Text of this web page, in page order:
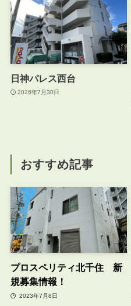
日神パレス西台
2026年7月30日
おすすめ記事
プロスペリティ北千住 新
規募集情報！
2023年7月8日